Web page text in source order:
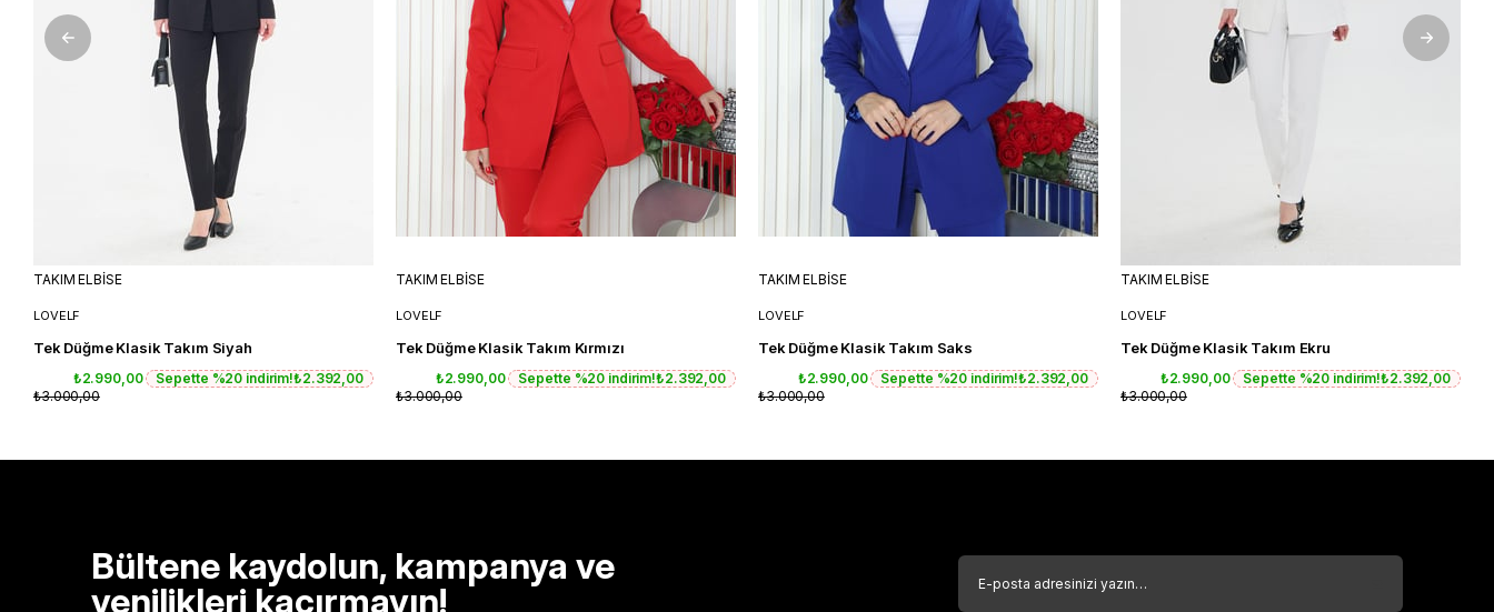
TAKIM ELBİSE
LOVELF
Tek Düğme Klasik Takım Siyah
₺2.990,00 Sepette %20 indirim!₺2.392,00
₺3.000,00
TAKIM ELBİSE
LOVELF
Tek Düğme Klasik Takım Kırmızı
₺2.990,00 Sepette %20 indirim!₺2.392,00
₺3.000,00
TAKIM ELBİSE
LOVELF
Tek Düğme Klasik Takım Saks
₺2.990,00 Sepette %20 indirim!₺2.392,00
₺3.000,00
TAKIM ELBİSE
LOVELF
Tek Düğme Klasik Takım Ekru
₺2.990,00 Sepette %20 indirim!₺2.392,00
₺3.000,00
Bültene kaydolun, kampanya ve
yenilikleri kaçırmayın!